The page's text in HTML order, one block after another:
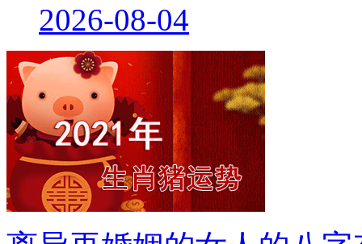
2026-08-04